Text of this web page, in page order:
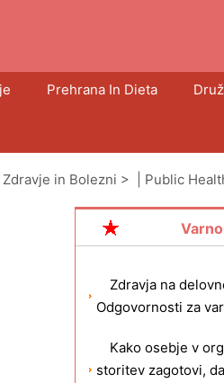
Prehrana In Dieta
Zdravje in Bolezni > | Public
Zdravja na
Odgovornosti za
Kako osebje v
storitev zagotovi,